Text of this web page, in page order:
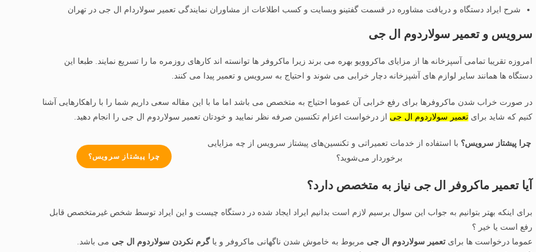
شرح ایراد دستگاه و دریافت مشاوره در قسمت گفتینو وبسایت و کسب اطلاعات از مشاوران نمایندگی تعمیر سولاردام ال جی در تهران
سرویس و تعمیر سولاردوم ال جی
امروزه تقریبا تمامی آسپزخانه ها از مزایای ماکروویو بهره می برند زیرا ماکروفر ها توانسته اند کارهای روزمره ما را تسریع نمایند. طبعا این
دستگاه ها همانند سایر لوازم های آشپزخانه دچار خرابی می شوند و احتیاج به سرویس و تعمیر پیدا می کنند.
در صورت خراب شدن ماکروفرها برای رفع خرابی آن عموما احتیاج به متخصص می باشد اما ما با این مقاله سعی داریم شما را با راهکارهایی آشنا
کنیم که شاید برای تعمیر سولاردوم ال جی از درخواست اعزام تکنسین صرفه نظر نمایید و خودتان تعمیر سولاردوم ال جی را انجام دهید.
چرا پیشتاز سرویس؟ با استفاده از خدمات تعمیراتی و تکنسین‌های پیشتاز سرویس از چه مزایایی
برخوردار می‌شوید؟
چرا پیشتاز سرویس؟
آیا تعمیر ماکروفر ال جی نیاز به متخصص دارد؟
برای اینکه بهتر بتوانیم به جواب این سوال برسیم لازم است بدانیم ایراد ایجاد شده در دستگاه چیست و این ایراد توسط شخص غیرمتخصص قابل
رفع است یا خیر ؟
عموما درخواست ها برای تعمیر سولاردوم ال جی مربوط به خاموش شدن ناگهانی ماکروفر و یاگرم نکردن سولاردوم ال جی می باشد.